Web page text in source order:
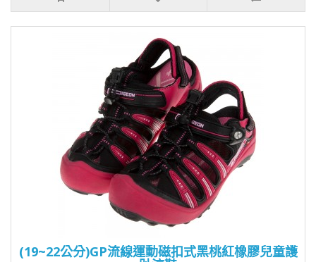
(19~22公分)GP流線運動磁扣式黑桃紅橡膠兒童護